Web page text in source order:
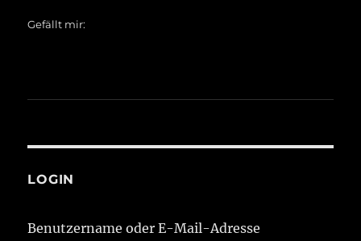
Gefällt mir:
LOGIN
Benutzername oder E-Mail-Adresse